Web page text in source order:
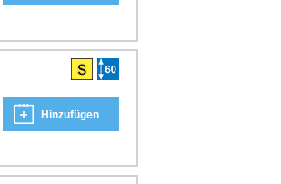
Hinzufügen